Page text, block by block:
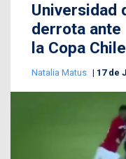
Universidad
derrota ante
la Copa
Natalia Matus 17 de